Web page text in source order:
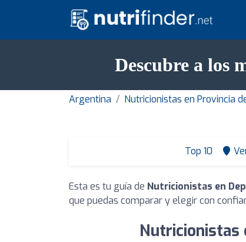
Descubre a los
Argentina Nutricionistas en Provincia
Top 10
Esta es tu guía de Nutricionistas en
que puedas comparar y elegir con
Nutricionistas